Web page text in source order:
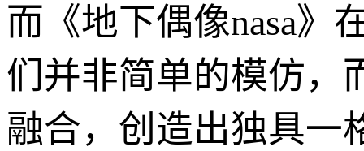
而《地下偶像nasa》
们并非简单的模仿，
融合，创造出独具一